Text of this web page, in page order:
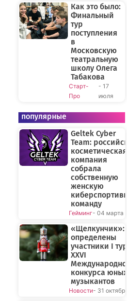
Как это было:
Финальный
тур
поступления
в
Московскую
театральную
школу Олега
Табакова
Старт-
Про
- 17
июля
популярные
Geltek Cyber
Team:
косметическая
компания
собрала
собственную
женскую
команду
Гейминг- 04 марта
«Щелкунчик»:
определены
участники I
XXVI
конкурса юных
музыкантов
Новости- 31